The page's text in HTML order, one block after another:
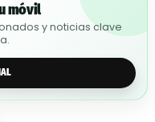
móvil
y noticias clave